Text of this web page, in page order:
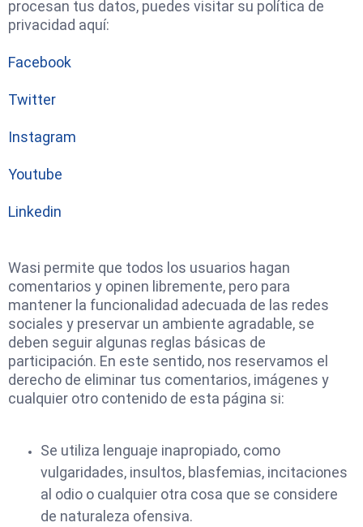
procesan tus datos, puedes visitar su política de
privacidad aquí:
Facebook
Twitter
Instagram
Youtube
Linkedin
Wasi permite que todos los usuarios hagan
comentarios y opinen libremente, pero para
mantener la funcionalidad adecuada de las redes
sociales y preservar un ambiente agradable, se
deben seguir algunas reglas básicas de
participación. En este sentido, nos reservamos el
derecho de eliminar tus comentarios, imágenes y
cualquier otro contenido de esta página si:
Se utiliza lenguaje inapropiado, como
vulgaridades, insultos, blasfemias, incitaciones
al odio o cualquier otra cosa que se considere
de naturaleza ofensiva.